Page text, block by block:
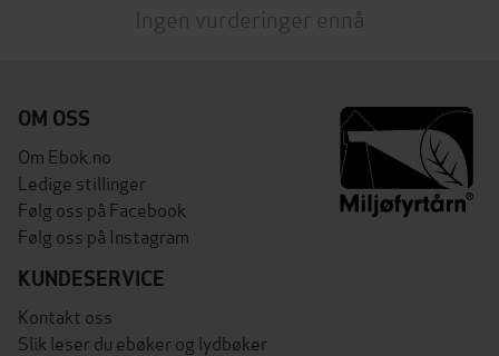
Ingen vurderinger ennå
OM OSS
Om Ebok.no
Ledige stillinger
Følg oss på Facebook
Følg oss på Instagram
KUNDESERVICE
Kontakt oss
Slik leser du ebøker og lydbøker